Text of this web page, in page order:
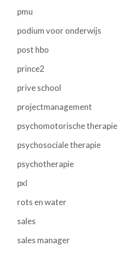
pmu
podium voor onderwijs
post hbo
prince2
prive school
projectmanagement
psychomotorische therapie
psychosociale therapie
psychotherapie
pxl
rots en water
sales
sales manager